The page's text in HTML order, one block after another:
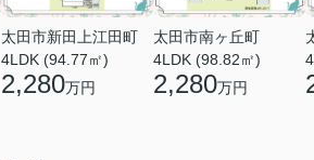
太田市新田上江田町
4LDK (94.77㎡)
2,280万円
太田市南ヶ丘町
4LDK (98.82㎡)
2,280万円